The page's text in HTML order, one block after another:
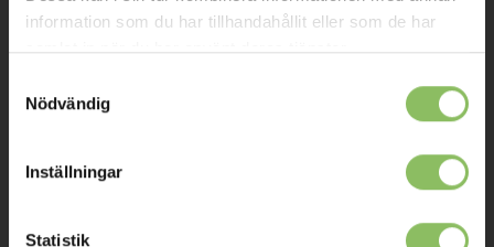
information som du har tillhandahållit eller som de har
samlat in när du har använt deras tjänster.
Nödvändig
Inställningar
Statistik
Mitt konto
Köpvillkor
Leverans
Reklamation